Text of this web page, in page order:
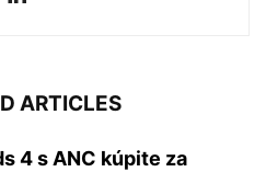
ARTICLES
4 s ANC kúpite za